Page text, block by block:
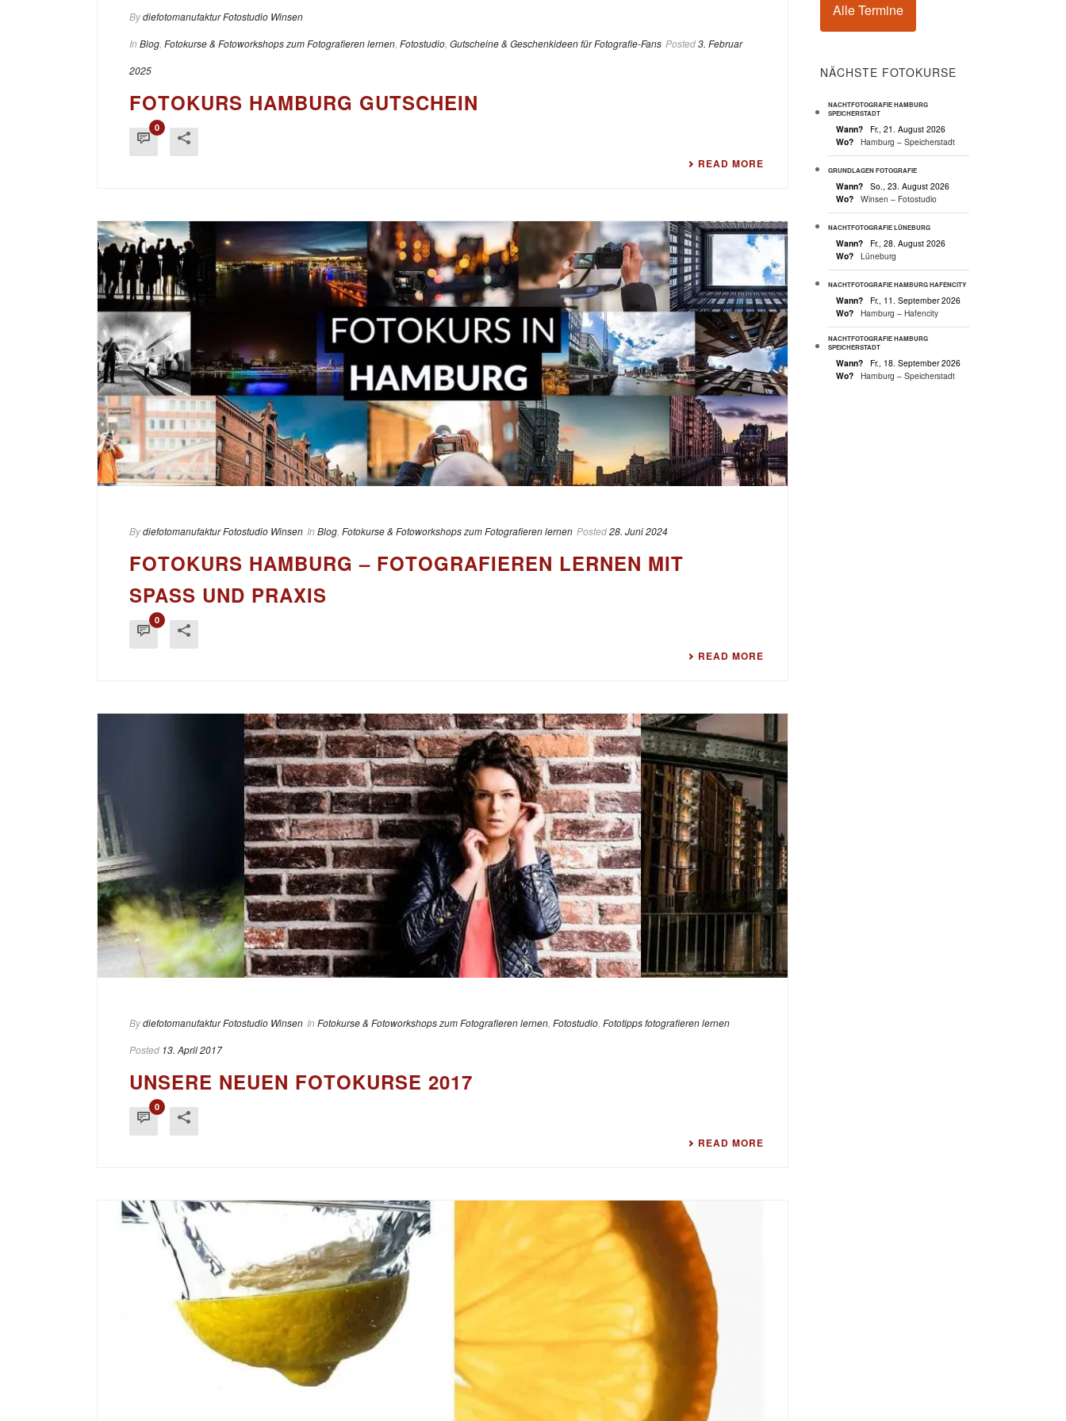
Bydiefotomanufaktur Fotostudio Winsen
In Blog Fotokurse & Fotoworkshops zum Fotografieren lernen Fotostudio Gutscheine & Geschenkideen für Fotografie-Fans Posted3. Februar
2025
FOTOKURS HAMBURG GUTSCHEIN
0
READ MORE
Bydiefotomanufaktur Fotostudio Winsen In Blog Fotokurse & Fotoworkshops zum Fotografieren lernen Posted28. Juni 2024
FOTOKURS HAMBURG – FOTOGRAFIEREN LERNEN MIT
SPASS UND PRAXIS
0
READ MORE
Bydiefotomanufaktur Fotostudio Winsen In Fotokurse & Fotoworkshops zum Fotografieren lernen Fotostudio Fototipps fotografieren lernen
Posted 13. April 2017
UNSERE NEUEN FOTOKURSE 2017
0
READ MORE
Alle Termine
NÄCHSTE FOTOKURSE
NACHTFOTOGRAFIE HAMBURG
SPEICHERSTADT
Wann?
Fr., 21. August 2026
Wo?
Hamburg – Speicherstadt
GRUNDLAGEN FOTOGRAFIE
Wann?
So., 23. August 2026
Wo?
Winsen – Fotostudio
NACHTFOTOGRAFIE LÜNEBURG
Wann?
Fr., 28. August 2026
Wo?
Lüneburg
NACHTFOTOGRAFIE HAMBURG HAFENCITY
Wann?
Fr., 11. September 2026
Wo?
Hamburg – Hafencity
NACHTFOTOGRAFIE HAMBURG
SPEICHERSTADT
Wann?
Fr., 18. September 2026
Wo?
Hamburg – Speicherstadt